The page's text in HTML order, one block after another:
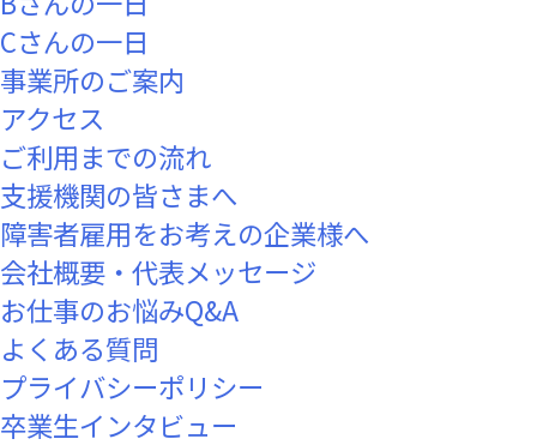
Cさんの一日
事業所のご案内
アクセス
ご利用までの流れ
支援機関の皆さまへ
障害者雇用をお考えの企業様へ
会社概要・代表メッセージ
お仕事のお悩みQ&A
よくある質問
プライバシーポリシー
卒業生インタビュー